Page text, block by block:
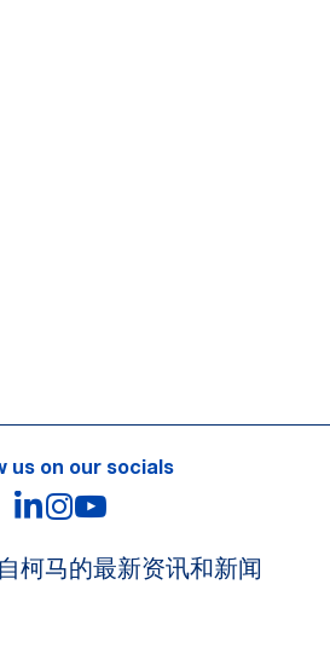
us on our socials
LinkedIn
Instagram
柯马的最新资讯和新闻